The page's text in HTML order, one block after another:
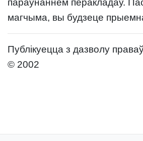
параўнаннем перакладаў.
магчыма, вы будзеце
Публікуецца з дазволу
© 2002